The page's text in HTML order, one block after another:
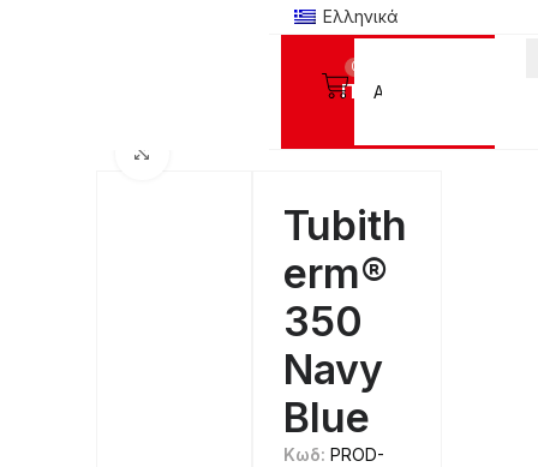
Ελληνικά
Προϊόντα
0
Click to enlarge
Tubith
erm®
350
Navy
Blue
Κωδ:PROD-